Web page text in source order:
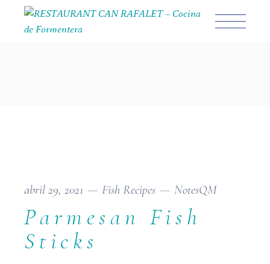
abril 29, 2021 Fish Recipes NotesQM
Parmesan Fish
Sticks